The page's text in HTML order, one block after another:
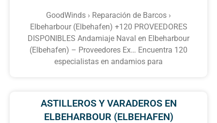
GoodWinds › Reparación de Barcos ›
Elbeharbour (Elbehafen) +120 PROVEEDORES
DISPONIBLES Andamiaje Naval en Elbeharbour
(Elbehafen) – Proveedores Ex… Encuentra 120
especialistas en andamios para
ASTILLEROS Y VARADEROS EN
ELBEHARBOUR (ELBEHAFEN)